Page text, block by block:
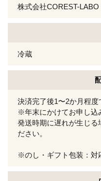
株式会社COREST-
冷蔵
決済完了後1〜2か月程
※年末にかけてお申し込
発送時期に遅れが生じる
ださい。
※のし・ギフト包装：対